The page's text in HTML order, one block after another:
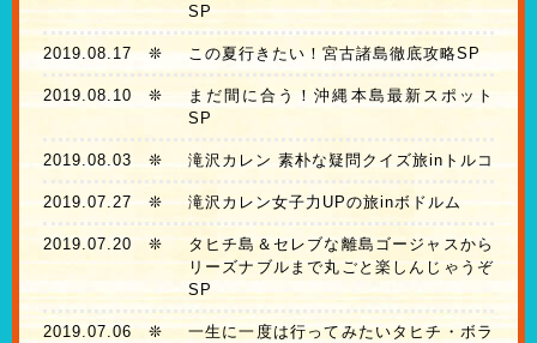
SP
2019.08.17❊ この夏行きたい！宮古諸島徹底攻略SP
2019.08.10 ❊
まだ間に合う！沖縄本島最新スポット
SP
2019.08.03 ❊ 滝沢カレン 素朴な疑問クイズ旅inトルコ
2019.07.27 ❊ 滝沢カレン女子力UPの旅inボドルム
2019.07.20 ❊
タヒチ島＆セレブな離島ゴージャスから
リーズナブルまで丸ごと楽しんじゃうぞ
SP
2019.07.06❊
一生に一度は行ってみたいタヒチ・ボラ